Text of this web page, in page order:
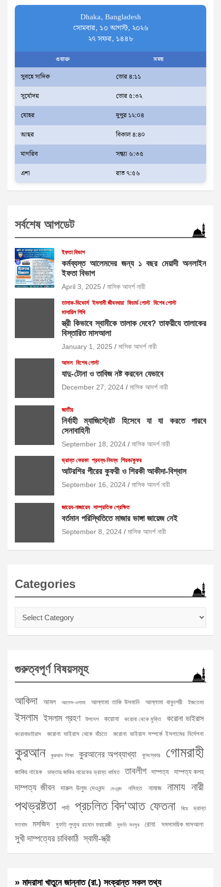
Dhaka, Bangladesh
সোমবার, ১০ আগস্ট, ২০২৬
২৭ সফর, ১৪৪৮
ওয়াক্ত সময়
সুবহে সাদিক
ভোর ৪:১১
সূর্যোদয়
ভোর ৫:৩২
যোহর
দুপুর ১২:০৪
আছর
বিকাল ৪:৪০
মাগরিব
সন্ধ্যা ৬:৩৫
এশা
রাত ৭:৫৬
সর্বশেষ আপডেট
ইফতা বিভাগ
কর্মব্যস্ত আলেমদের জন্য ১ বছর মেয়াদী অনলাইন
ইফতা বিভাগ
April 3, 2025 মাসিক আদর্শ নারী
তালাক-ডিভোর্স ইসলামী জীবনধারা ফিচার্ড পোস্ট বিশেষ পোস্ট
মাসায়িল শিখি
স্ত্রী কিভাবে স্বামীকে তালাক দেবে? তাফয়ীযে তালাকের
বিস্তারিত মাসআলা
January 1, 2025 মাসিক আদর্শ নারী
আমল বিশেষ পোস্ট
যাদু-টোনা ও তাবিজ নষ্ট করবেন যেভাবে
December 27, 2024 মাসিক আদর্শ নারী
জাতীয়
নির্বাহী ম্যাজিস্ট্রেট হিসেবে যা যা করতে পারবে
সেনাবাহিনী
September 18, 2024 মাসিক আদর্শ নারী
ভ্রান্ত ফেরকা প্রবন্ধ-নিবন্ধ শিরক/কুফর
আটরশির পীরের কুফরী ও শিরকী আকীদা-বিশ্বাস
September 16, 2024 মাসিক আদর্শ নারী
জায়েয-নাজায়েয সাম্প্রতিক প্রেক্ষিত
বর্তমান পরিস্থিতিতে মাজার ভাঙ্গা জায়েজ নেই
September 8, 2024 মাসিক আদর্শ নারী
Categories
Categories
গুরুত্বপূর্ণ বিষয়সমূহ
আকিদা আমল আলেম-ওলামা আল্লামা তাকি উসমানি আল্লামা বাবুনগরী ইজতেমা
ইসলাম ইসলাম গ্রহণ উপদেশ করোনা করোনা থেকে মুক্তি করোনা ভাইরাস
করোনাভাইরাস করোনা ভাইরাস থেকে বাঁচতে করোনা ভাইরাস সম্পর্কে ইসলামের নির্দেশনা
কুরআন কুরআন শিক্ষা কুরআনের অপব্যাখ্যা কুসংস্কার গোমরাহী
জাকির নায়েক ডাক্তার জাকির নায়েকের ভ্রান্ত ধর্মমত তাবলীগ দাম্পত্য দাম্পত্য কলহ
দাম্পত্য জীবন দারুল উলুম দেওবন্দ দেওবন্দ নসিহত নামাজ নামায নারী
পথভ্রষ্টতা পর্দা প্রচলিত বিদ‘আত ফেতনা বিয়ে ভ্রান্ত
মতবাদ মসজিদ মুফতি লুৎফুর রহমান ফরায়েজী মুফতি মনসুর রোযা সমসাময়িক মাসআলা
সুখী দাম্পত্যের চাবিকাঠি স্বামী-স্ত্রী
» মাদরাসা খাতুনে জান্নাত (রা.) সংক্রান্ত সকল তথ্য